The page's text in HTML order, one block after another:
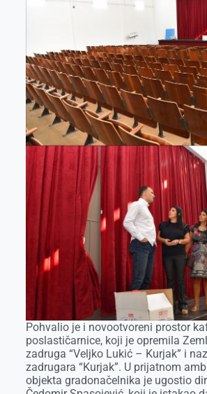
Pohvalio je i novootvoreni prostor
poslastičarnice, koji je opremila
zadruga “Veljko Lukić – Kurjak” i
zadrugara “Kurjak”. U prijatnom
objekta gradonačelnika je ugostio